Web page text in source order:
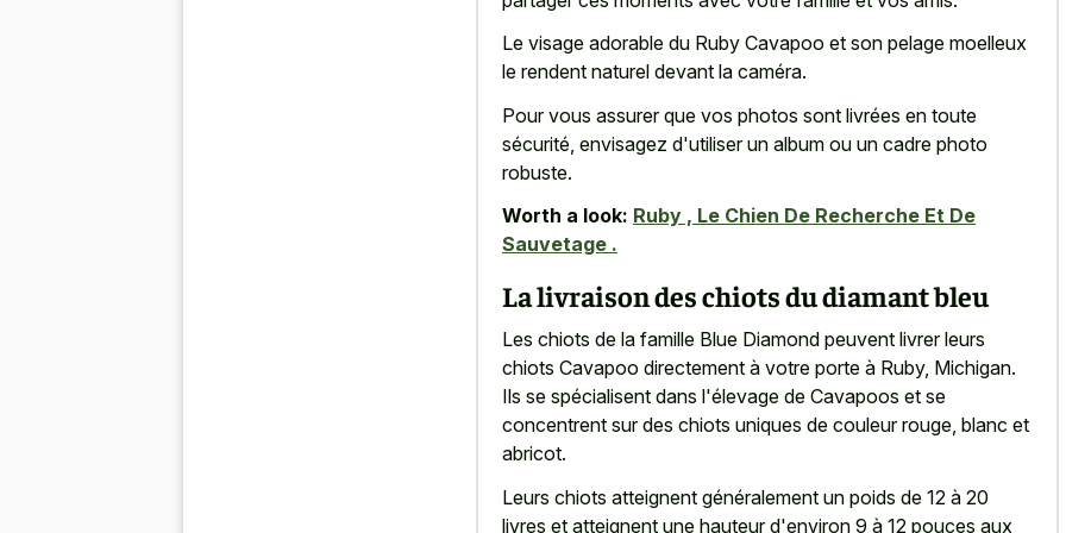
Le visage adorable du Ruby Cavapoo et son pelage moelleux
le rendent naturel devant la caméra.
Pour vous assurer que vos photos sont livrées en toute
sécurité, envisagez d'utiliser un album ou un cadre photo
robuste.
Worth a look: Ruby , Le Chien De Recherche Et De
Sauvetage .
La livraison des chiots du diamant bleu
Les chiots de la famille Blue Diamond peuvent livrer leurs
chiots Cavapoo directement à votre porte à Ruby, Michigan.
Ils se spécialisent dans l'élevage de Cavapoos et se
concentrent sur des chiots uniques de couleur rouge, blanc et
abricot.
Leurs chiots atteignent généralement un poids de 12 à 20
livres et atteignent une hauteur d'environ 9 à 12 pouces aux